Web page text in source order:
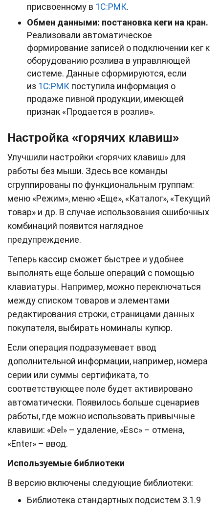
присвоенному в 1С:РМК.
Обмен данными: постановка кеги на кран.
Реализовали автоматическое
формирование записей о подключении кег к
оборудованию розлива в управляющей
системе. Данные сформируются, если
из 1С:РМК поступила информация о
продаже пивной продукции, имеющей
признак «Продается в розлив».
Настройка «горячих клавиш»
Улучшили настройки «горячих клавиш» для
работы без мыши. Здесь все команды
сгруппированы по функциональным группам:
меню «Режим», меню «Еще», «Каталог», «Текущий
товар» и др. В случае использования ошибочных
комбинаций появится наглядное
предупреждение.
Теперь кассир сможет быстрее и удобнее
выполнять еще больше операций с помощью
клавиатуры. Например, можно переключаться
между списком товаров и элементами
редактирования строки, страницами данных
покупателя, выбирать номиналы купюр.
Если операция подразумевает ввод
дополнительной информации, например, номера
серии или суммы сертификата, то
соответствующее поле будет активировано
автоматически. Появилось больше сценариев
работы, где можно использовать привычные
клавиши: «Del» – удаление, «Esc» – отмена,
«Enter» – ввод.
Используемые библиотеки
В версию включены следующие библиотеки:
Библиотека стандартных подсистем 3.1.9